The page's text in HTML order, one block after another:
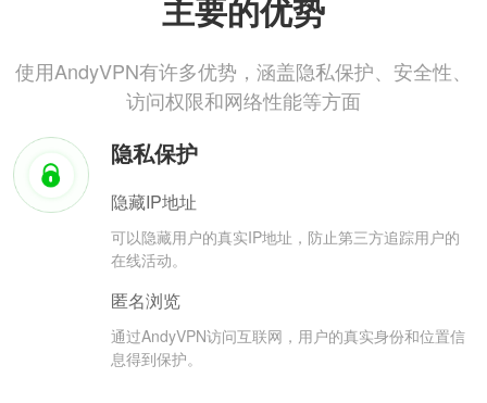
主要的优势
使用AndyVPN有许多优势，涵盖隐私保护、安全性、
访问权限和网络性能等方面
隐私保护
隐藏IP地址
可以隐藏用户的真实IP地址，防止第三方追踪用户的
在线活动。
匿名浏览
通过AndyVPN访问互联网，用户的真实身份和位置信
息得到保护。